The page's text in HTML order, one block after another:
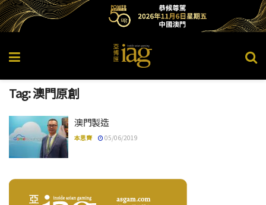
Tag:澳門原創
澳門製造
本思齊 05/06/2019